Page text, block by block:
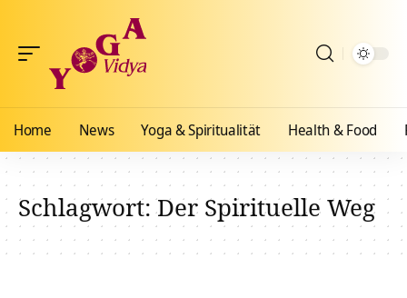
Home News Yoga & Spiritualität Health & Food
Schlagwort:Der Spirituelle Weg